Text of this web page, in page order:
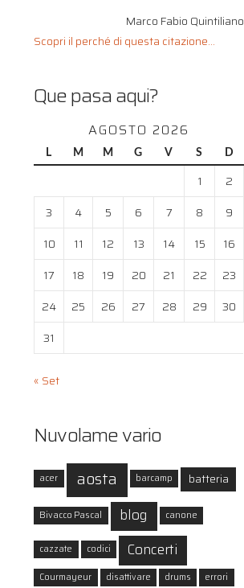
Marco Fabio Quintiliano
Scopri il perché di questa citazione...
Que pasa aqui?
AGOSTO 2026
L M M G V S D
1
2
3
4 5 6 7 8
9
10
11 12 13 14 15
16
17
18 19 20 21 22
23
24
25 26 27 28 29
30
31
« Set
Nuvolame vario
acer aosta barcamp batteria
Bivacco Pascal blog canone
cazzate codici Concerti
Courmayeur disattivare drums
errori